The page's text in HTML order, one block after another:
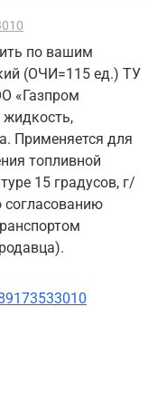
по вашим
(ОЧИ=115 ед.) ТУ
«Газпром
жидкость,
Применяется для
топливной
15 градусов, г/
согласованию